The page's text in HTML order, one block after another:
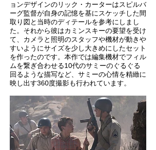
ョンデザインのリック・カーターはスピルバ
ーグ監督が自身の記憶を基にスケッチした間
取り図と当時のディテールを参考にしまし
た。それから彼はカミンスキーの要望を受け
て、カメラと照明のスタッフや機材が動きや
すいようにサイズを少し大きめにしたセット
を作ったのです。本作では編集機材でフィル
ムを繋ぎ合わせる10代のサミーのぐるぐる
回るような描写など、サミーの心情を精緻に
映し出す360度撮影も行われています。